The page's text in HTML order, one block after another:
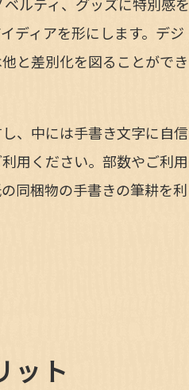
ディアを形にします。デジ
と差別化を図ることができ
、中には手書き文字に自信
用ください。部数やご利用
同梱物の手書きの筆耕を利
ット